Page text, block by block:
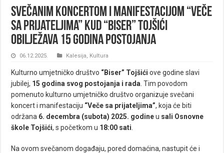
Svečanim koncertom i manifestacijom “Veče
sa prijateljima” KUD “Biser” Tojšići
obilježava 15 godina postojanja
06.12.2025. Kalesija Kultura
Kulturno umjetničko društvo “Biser” Tojšići ove godine slavi
jubilej, 15 godina svog postojanja i rada . Tim povodom
pomenuto kulturno umjetničko društvo organizuje svečani
koncert i manifestaciju “Veče sa prijateljima”, koja će biti
održana 6. decembra (subota) 2025. godineu sali Osnovne
škole Tojšići, s početkom u 18:00 sati
Na ovom svečanom događaju, pored domaćina, nastupit će i